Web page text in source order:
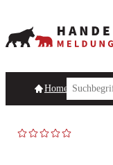
Homepage